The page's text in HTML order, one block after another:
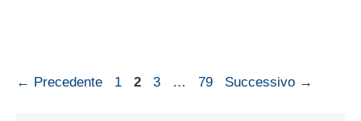
← Precedente Pagina
1 Pagina
2 Pagina
3 … Pagina
79 Successivo →